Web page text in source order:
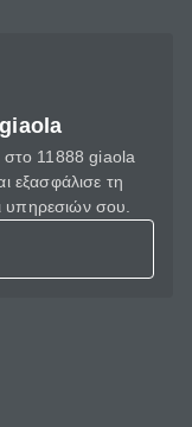
στο 11888 giaola
εξασφάλισε τη
υπηρεσιών σου.